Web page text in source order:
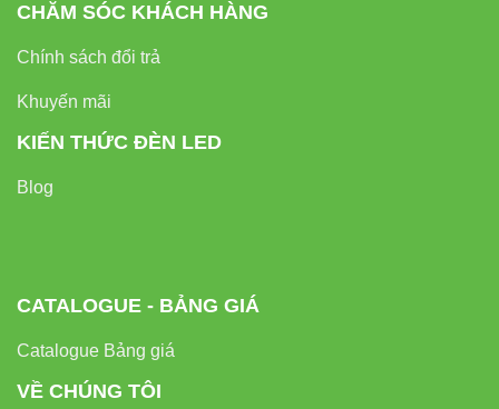
CHĂM SÓC KHÁCH HÀNG
Chính sách đổi trả
Khuyến mãi
KIẾN THỨC ĐÈN LED
Blog
CATALOGUE - BẢNG GIÁ
Catalogue Bảng giá
VỀ CHÚNG TÔI